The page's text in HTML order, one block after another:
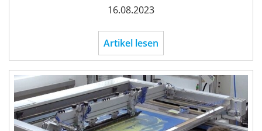
16.08.2023
Artikel lesen